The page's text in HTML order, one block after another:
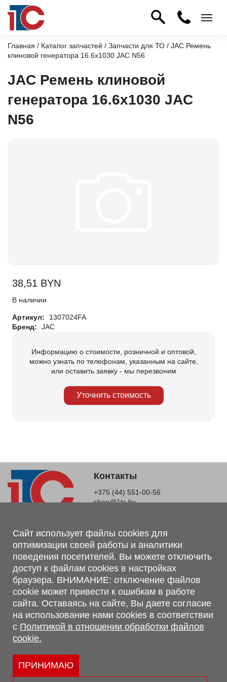
Главная / Каталог запчастей / Запчасти для ТО / JAC Ремень
клиновой генератора 16.6х1030 JAC N56
JAC Ремень клиновой
генератора 16.6х1030 JAC
N56
38,51 BYN
В наличии
Артикул:
1307024FA
Бренд:
JAC
Информацию о стоимости, розничной и оптовой,
можно узнать по телефонам, указанным на сайте,
или оставить заявку - мы перезвоним
Уточнить стоимость
Контакты
+375 (44) 551-00-56
shop@1tc.by
Магазин, склад
г. Минск, Минский р-н, п. Привольный, ул. Мира, 20А,
223062
г. Брест, ул. Лейтенанта Рябцева, 108 В, 224701
Обращаем Ваше внимание, что вся предоставленная на сайте
информация, касающаяся комплектаций, технических
характеристик, цветовых сочетаний, а также стоимости и
сервисного обслуживания носит информационный характер и
не является публичной офертой, определяемой п.2 ст.407
Гражданского кодекса Республики Беларусь.
Политика обработки персональных данных
Политикой в отношении обработки файлов cookie.
Сайт использует файлы cookies для
оптимизации своей работы и аналитики
поведения посетителей. Вы можете отключить
доступ к файлам cookies в настройках
браузера. ВНИМАНИЕ: отключение файлов
cookie может привести к ошибкам в работе
сайта. Оставаясь на сайте, Вы даете согласие
на использование нами cookies в соответствии
с Политикой в отношении обработки файлов
cookie.
ПРИНИМАЮ